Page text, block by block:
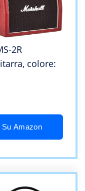
2R
colore:
Su Amazon